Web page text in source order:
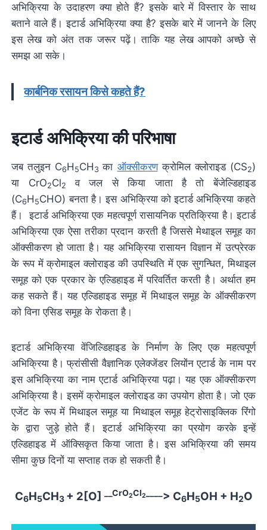
अभिक्रिया के उदाहरण क्या होते हैं? इसके बारे में विस्तार के साथ
बताने वाले हैं। इटार्ड अभिक्रिया क्या है? इसके बारे में जानने के लिए
इस लेख को अंत तक जरूर पढ़ें। ताकि यह लेख आपको अच्छे से
समझ आ सके।
कार्बनिक रसायन किसे कहते हैं?
इटार्ड अभिक्रिया की परिभाषा
जब तलुइन C6H 5CH 3का ऑक्सीकरणक्रोमिल क्लोराइड (CS2)
या CrO2Cl2
व जल से किया जाता है तो बेंजेल्डिहाइड
(C6H 5CHO) बनता है। इस अभिक्रिया को इटार्ड अभिक्रिया कहते
हैं। इटार्ड अभिक्रिया एक महत्वपूर्ण रासायनिक प्रतिक्रिया है। इटार्ड
अभिक्रिया एक ऐसा तरीका प्रदान करती है जिससे मेथाइल समूह का
ऑक्सीकरण हो जाता है। यह अभिक्रिया रासायन विज्ञान में उत्प्रेरक
के रूप में क्रोमाइल क्लोराइड की उपस्थिति में एक सुगन्धित, मिथाइल
समूह को एक प्रकार के एल्डिहाइड में परिवर्तित करती है। अर्थात हम
कह सकते हैं। यह एल्डिहाइड समूह में मिथाइल समूह के ऑक्सीकरण
को विना एसिड समूह के रोकता है।
इटार्ड अभिक्रिया वेंजिल्डिहाइड के निर्माण के लिए एक महत्वपूर्ण
अभिक्रिया है। फ्रांसीसी वैज्ञानिक एलेक्जेंडर लियोंन एटार्ड के नाम पर
इस अभिक्रिया का नाम एटार्ड अभिक्रिया पढ़ा। यह एक ऑक्सीकरण
अभिक्रिया है। इसमें क्रोमाइल क्लोराइड का उपयोग होता है। जो एक
एजेंट के रूप में मिथाइल समूह या मिथाइल समूह हेट्रोसाइक्लिक रिंगो
के द्वारा जुड़े होते हैं। इटार्ड अभिक्रिया का प्रयोग करके इन्हें
एल्डिहाइड में ऑक्सिकृत किया जाता है। इस अभिक्रिया की समय
सीमा कुछ दिनों या सप्ताह तक हो सकती है।
C6H5CH3 + 2[O] __CrO2Cl2 > C6H5OH + H2O